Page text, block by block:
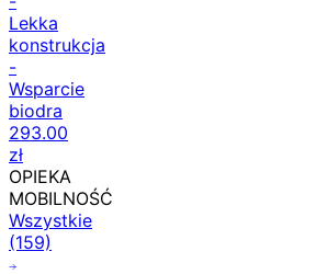
Lekka
konstrukcja
-
Wsparcie
biodra
293.00
zł
OPIEKA
MOBILNOŚĆ
Wszystkie
(159)